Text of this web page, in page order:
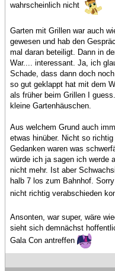
wahrscheinlich nicht
Garten mit Grillen war auch
gewesen und hab den
mal daran beteiligt. Dann in
War.... interessant. Ja, ich
Schade, dass dann doch
so gut geklappt hat mit dem
als früher beim Grillen I
kleine Gartenhäuschen.
Aus welchem Grund auch
etwas hinüber. Nicht so
Gedanken waren was
würde ich ja sagen ich werde
nicht mehr. Ist aber
halb 7 los zum Bahnhof.
nicht richtig verabschieden
Ansonten, war super, wäre
sieht sich demnächst
Gala Con antreffen